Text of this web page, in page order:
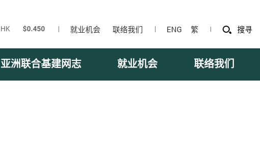
就业机会 联络我们 ENG 繁 搜寻
亚洲联合基建网志 就业机会 联络我们